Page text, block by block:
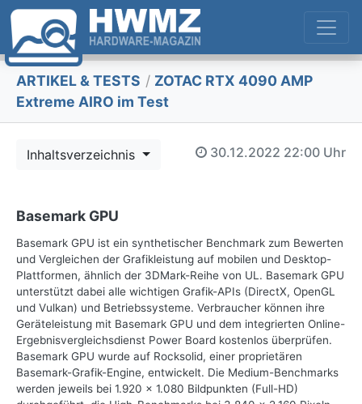
ARTIKEL & TESTS / ZOTAC RTX 4090 AMP
Extreme AIRO im Test
Inhaltsverzeichnis 30.12.2022 22:00 Uhr
Basemark GPU
Basemark GPU ist ein synthetischer Benchmark zum Bewerten
und Vergleichen der Grafikleistung auf mobilen und Desktop-
Plattformen, ähnlich der 3DMark-Reihe von UL. Basemark GPU
unterstützt dabei alle wichtigen Grafik-APIs (DirectX, OpenGL
und Vulkan) und Betriebssysteme. Verbraucher können ihre
Geräteleistung mit Basemark GPU und dem integrierten Online-
Ergebnisvergleichsdienst Power Board kostenlos überprüfen.
Basemark GPU wurde auf Rocksolid, einer proprietären
Basemark-Grafik-Engine, entwickelt. Die Medium-Benchmarks
werden jeweils bei 1.920 x 1.080 Bildpunkten (Full-HD)